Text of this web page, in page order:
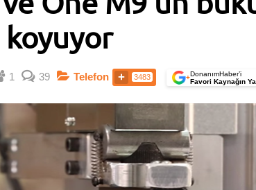
1 39 Telefon 3483 +DonanımHaber’i
Favori Kaynağın